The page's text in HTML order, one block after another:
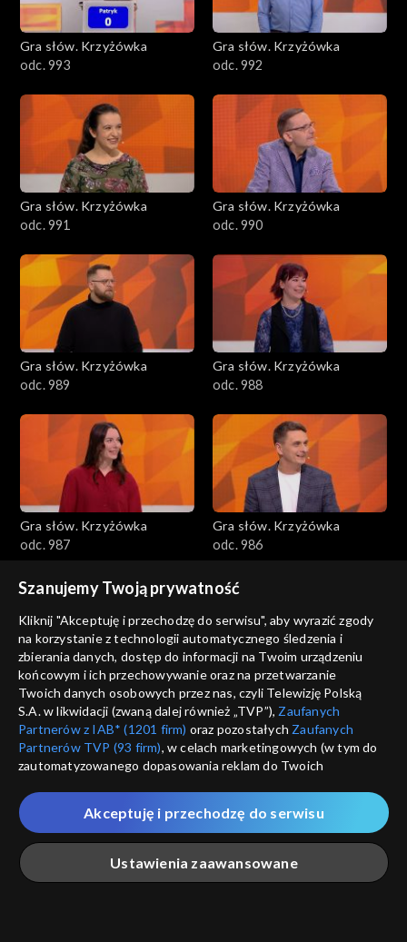
Gra słów. Krzyżówka
odc. 993
Gra słów. Krzyżówka
odc. 992
Gra słów. Krzyżówka
odc. 991
Gra słów. Krzyżówka
odc. 990
Gra słów. Krzyżówka
odc. 989
Gra słów. Krzyżówka
odc. 988
Gra słów. Krzyżówka
odc. 987
Gra słów. Krzyżówka
odc. 986
Gra słów. Krzyżówka
odc. 985
Gra słów. Krzyżówka
odc. 984
Gra słów. Krzyżówka
odc. 983
Gra słów. Krzyżówka
odc. 982
Szanujemy Twoją prywatność
Kliknij "Akceptuję i przechodzę do serwisu", aby wyrazić zgody
na korzystanie z technologii automatycznego śledzenia i
zbierania danych, dostęp do informacji na Twoim urządzeniu
końcowym i ich przechowywanie oraz na przetwarzanie
Twoich danych osobowych przez nas, czyli Telewizję Polską
S.A. w likwidacji (zwaną dalej również „TVP”), Zaufanych
Partnerów z IAB* (1201 firm) oraz pozostałych Zaufanych
Partnerów TVP (93 firm), w celach marketingowych (w tym do
zautomatyzowanego dopasowania reklam do Twoich
które wskazujemy poniżej, a także zgody na udostępnianie
przez nas identyfikatora PPID do Google.
Twoje dane osobowe zbierane podczas odwiedzania przez
Ciebie naszych
poszczególnych serwisówzwanych dalej
„Portalem”, w tym informacje zapisywane za pomocą
Ustawienia zaawansowane
Akceptuję i przechodzę do serwisu